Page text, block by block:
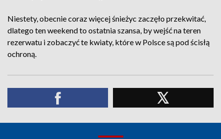
Niestety, obecnie coraz więcej śnieżyc zaczęło przekwitać,
dlatego ten weekend to ostatnia szansa, by wejść na teren
rezerwatu i zobaczyć te kwiaty, które w Polsce są pod ścisłą
ochroną.